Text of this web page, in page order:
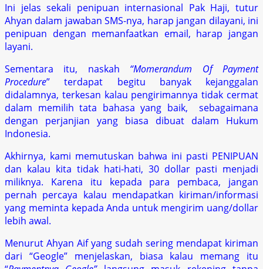
Ini jelas sekali penipuan internasional Pak Haji, tutur
Ahyan dalam jawaban SMS-nya, harap jangan dilayani, ini
penipuan dengan memanfaatkan email, harap jangan
layani.
Sementara itu, naskah “Momerandum Of Payment
Procedure” terdapat begitu banyak kejanggalan
didalamnya, terkesan kalau pengirimannya tidak cermat
dalam memilih tata bahasa yang baik, sebagaimana
dengan perjanjian yang biasa dibuat dalam Hukum
Indonesia.
Akhirnya, kami memutuskan bahwa ini pasti PENIPUAN
dan kalau kita tidak hati-hati, 30 dollar pasti menjadi
miliknya. Karena itu kepada para pembaca, jangan
pernah percaya kalau mendapatkan kiriman/informasi
yang meminta kepada Anda untuk mengirim uang/dollar
lebih awal.
Menurut Ahyan Aif yang sudah sering mendapat kiriman
dari “Geogle” menjelaskan, biasa kalau memang itu